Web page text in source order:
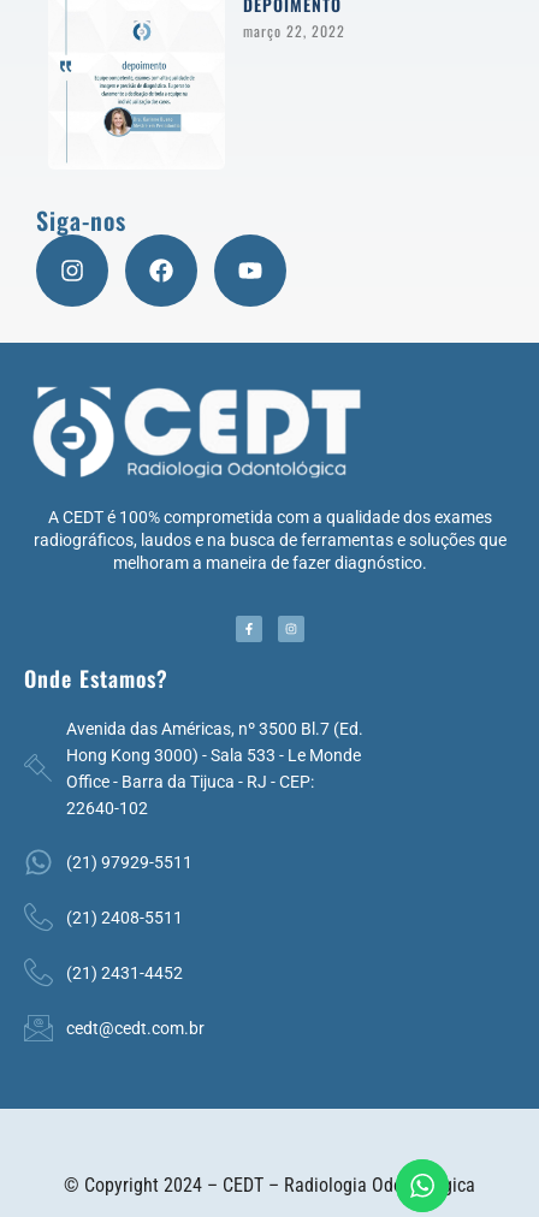
março 22, 2022
Siga-nos
A CEDT é 100% comprometida com a qualidade dos exames
radiográficos, laudos e na busca de ferramentas e soluções que
melhoram a maneira de fazer diagnóstico.
Onde Estamos?
Avenida das Américas, nº 3500 Bl.7 (Ed.
Hong Kong 3000) - Sala 533 - Le Monde
Office - Barra da Tijuca - RJ - CEP:
22640-102
(21) 97929-5511
(21) 2408-5511
(21) 2431-4452
cedt@cedt.com.br
© Copyright 2024 – CEDT – Radiologia Odontológica